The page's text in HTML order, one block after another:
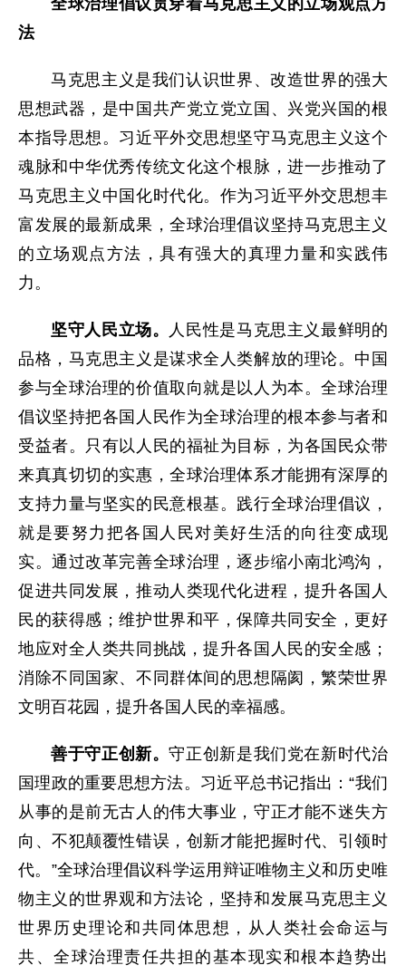
全球治理倡议贯穿着马克思主义的立场观点方
法
马克思主义是我们认识世界、改造世界的强大
思想武器，是中国共产党立党立国、兴党兴国的根
本指导思想。习近平外交思想坚守马克思主义这个
魂脉和中华优秀传统文化这个根脉，进一步推动了
马克思主义中国化时代化。作为习近平外交思想丰
富发展的最新成果，全球治理倡议坚持马克思主义
的立场观点方法，具有强大的真理力量和实践伟
力。
坚守人民立场。
人民性是马克思主义最鲜明的
品格，马克思主义是谋求全人类解放的理论。中国
参与全球治理的价值取向就是以人为本。全球治理
倡议坚持把各国人民作为全球治理的根本参与者和
受益者。只有以人民的福祉为目标，为各国民众带
来真真切切的实惠，全球治理体系才能拥有深厚的
支持力量与坚实的民意根基。践行全球治理倡议，
就是要努力把各国人民对美好生活的向往变成现
实。通过改革完善全球治理，逐步缩小南北鸿沟，
促进共同发展，推动人类现代化进程，提升各国人
民的获得感；维护世界和平，保障共同安全，更好
地应对全人类共同挑战，提升各国人民的安全感；
消除不同国家、不同群体间的思想隔阂，繁荣世界
文明百花园，提升各国人民的幸福感。
善于守正创新。守正创新是我们党在新时代治
国理政的重要思想方法。习近平总书记指出：“我们
从事的是前无古人的伟大事业，守正才能不迷失方
向、不犯颠覆性错误，创新才能把握时代、引领时
代。”全球治理倡议科学运用辩证唯物主义和历史唯
物主义的世界观和方法论，坚持和发展马克思主义
世界历史理论和共同体思想，从人类社会命运与
共、全球治理责任共担的基本现实和根本趋势出